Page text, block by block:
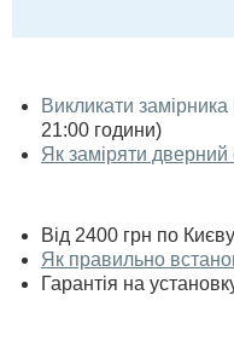
Викликати замірника
21:00 години)
Як заміряти дверний
Від 2400 грн по
Як правильно
Гарантія на